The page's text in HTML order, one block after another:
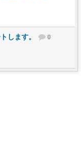
します。
0